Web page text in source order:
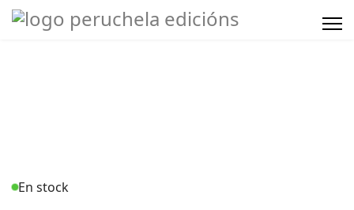
En stock